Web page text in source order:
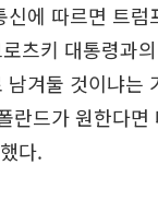
에 따르면 트럼
츠키 대통령과
겨둘 것이냐는
란드가 원한다면
다.